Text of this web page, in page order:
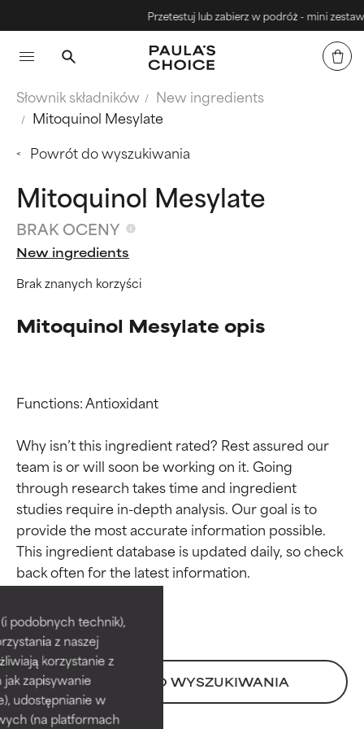
podobnych technik),
z naszej
korzystanie z
zapisywanie
udostępnianie w
(na platformach
Przetestuj lub zabierz w podróż - mini zestawy
Słownik składników
New ingredients
Mitoquinol Mesylate
Powrót do wyszukiwania
Mitoquinol Mesylate
BRAK OCENY
New ingredients
Brak znanych korzyści
Mitoquinol Mesylate opis
Functions: Antioxidant
Why isn’t this ingredient rated? Rest assured our
team is or will soon be working on it. Going
through research takes time and ingredient
studies require in-depth analysis. Our goal is to
provide the most accurate information possible.
This ingredient database is updated daily, so check
POWRÓT DO WYSZUKIWANIA
Oceny składników
BEST
Udowodnione i potwierdzone
przez niezależne badania.
Wyjątkowy składnik aktywny
odpowiedni dla większości
typów skóry i problemów
Oceny składników
BEST
Udowodnione i potwierdzone
przez niezależne badania.
Wyjątkowy składnik aktywny
odpowiedni dla większości
typów skóry i problemów